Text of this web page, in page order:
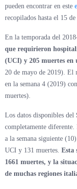
pueden encontrar en este
recopilados hasta el 15
En la temporada del
que requirieron
(UCI) y 205 muertes en
20 de mayo de 2019). El
en la semana 4 (2019)
muertes).
Los datos disponibles del
completamente diferente.
a la semana siguiente
UCI y 131 muertes. Esta
1661 muertes, y la
de muchas regiones